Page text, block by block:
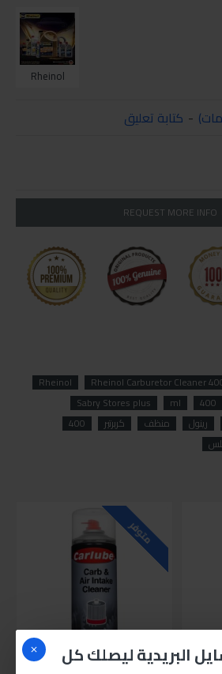
البريدية ليصلك كل
Rheinol
- كتابة تعليق
REQUEST MORE INFO
Rheinol Carburetor Cleaner
Rheinol
400
ml
Sabry Stores plus
رينول منظف كربرتير
400
رينول نانو حماية ماتور السيارة 300مل
متوفر
كالوب منظف كربرتير 400مل